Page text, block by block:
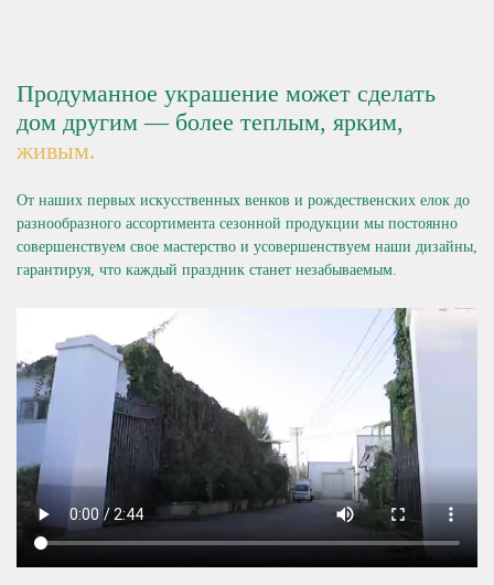
Продуманное украшение может сделать
дом другим — более теплым, ярким,
живым.
От наших первых искусственных венков и рождественских елок до
разнообразного ассортимента сезонной продукции мы постоянно
совершенствуем свое мастерство и усовершенствуем наши дизайны,
гарантируя, что каждый праздник станет незабываемым.